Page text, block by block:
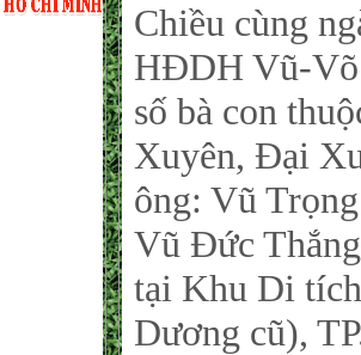
Chiều cùng
HĐDH Vũ-Võ
số bà con
Xuyên, Đại
ông: Vũ
Vũ Đức
tại Khu Di
Dương cũ),